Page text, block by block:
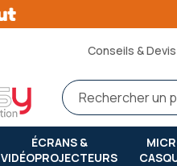
Conseils &
ÉCRANS &
VIDÉOPROJECTEURS